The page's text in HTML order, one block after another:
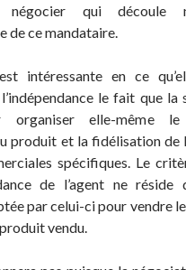
qui découle
de ce mandataire.
intéressante en ce
le fait que
organiser elle-même le
produit et la fidélisation de
spécifiques. Le
de l’agent ne
par celui-ci pour vendre
vendu.